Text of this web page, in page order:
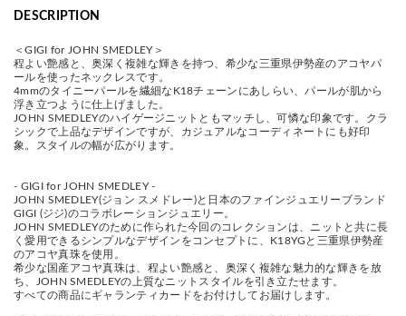
DESCRIPTION
＜GIGI for JOHN SMEDLEY＞
程よい艶感と、奥深く複雑な輝きを持つ、希少な三重県伊勢産のアコヤパ
ールを使ったネックレスです。
4mmのタイニーパールを繊細なK18チェーンにあしらい、パールが肌から
浮き立つように仕上げました。
JOHN SMEDLEYのハイゲージニットともマッチし、可憐な印象です。クラ
シックで上品なデザインですが、カジュアルなコーディネートにも好印
象。スタイルの幅が広がります。
- GIGI for JOHN SMEDLEY -
JOHN SMEDLEY(ジョン スメドレー)と日本のファインジュエリーブランド
GIGI (ジジ)のコラボレーションジュエリー。
JOHN SMEDLEYのために作られた今回のコレクションは、ニットと共に長
く愛用できるシンプルなデザインをコンセプトに、K18YGと三重県伊勢産
のアコヤ真珠を使用。
希少な国産アコヤ真珠は、程よい艶感と、奥深く複雑な魅力的な輝きを放
ち、JOHN SMEDLEYの上質なニットスタイルを引き立たせます。
すべての商品にギャランティカードをお付けしてお届けします。